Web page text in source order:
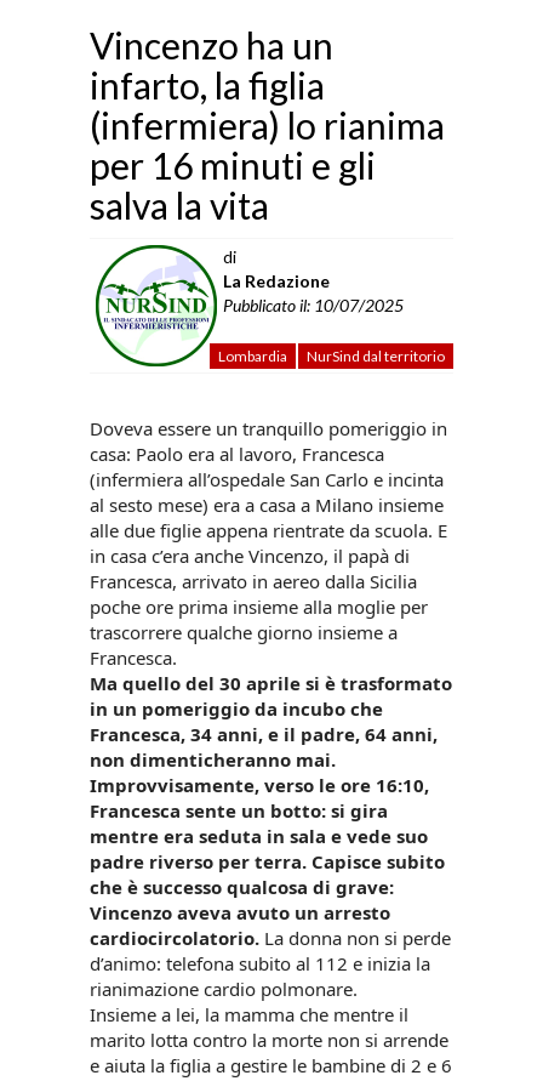
Vincenzo ha un
infarto, la figlia
(infermiera) lo rianima
per 16 minuti e gli
salva la vita
di
La Redazione
Pubblicato il: 10/07/2025
Lombardia NurSind dal territorio
Doveva essere un tranquillo pomeriggio in
casa: Paolo era al lavoro, Francesca
(infermiera all’ospedale San Carlo e incinta
al sesto mese) era a casa a Milano insieme
alle due figlie appena rientrate da scuola. E
in casa c’era anche Vincenzo, il papà di
Francesca, arrivato in aereo dalla Sicilia
poche ore prima insieme alla moglie per
trascorrere qualche giorno insieme a
Francesca.
Ma quello del 30 aprile si è trasformato
in un pomeriggio da incubo che
Francesca, 34 anni, e il padre, 64 anni,
non dimenticheranno mai.
Improvvisamente, verso le ore 16:10,
Francesca sente un botto: si gira
mentre era seduta in sala e vede suo
padre riverso per terra. Capisce subito
che è successo qualcosa di grave:
Vincenzo aveva avuto un arresto
cardiocircolatorio. La donna non si perde
d’animo: telefona subito al 112 e inizia la
rianimazione cardio polmonare.
Insieme a lei, la mamma che mentre il
marito lotta contro la morte non si arrende
e aiuta la figlia a gestire le bambine di 2 e 6